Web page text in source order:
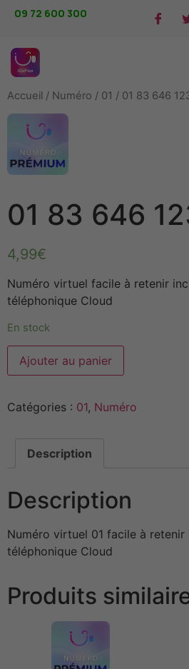
09 72 600 300
Accueil / Numéro / 01 / 01 83 646
01 83 646
4,99€
Numéro virtuel facile à retenir
téléphonique Cloud
En stock
Ajouter au panier
Catégories : 01, Numéro
Description
Description
Numéro virtuel 01 facile à retenir
téléphonique Cloud
Produits